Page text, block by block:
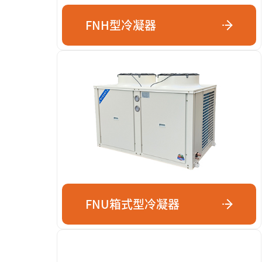
FNH型冷凝器
FNU箱式型冷凝器